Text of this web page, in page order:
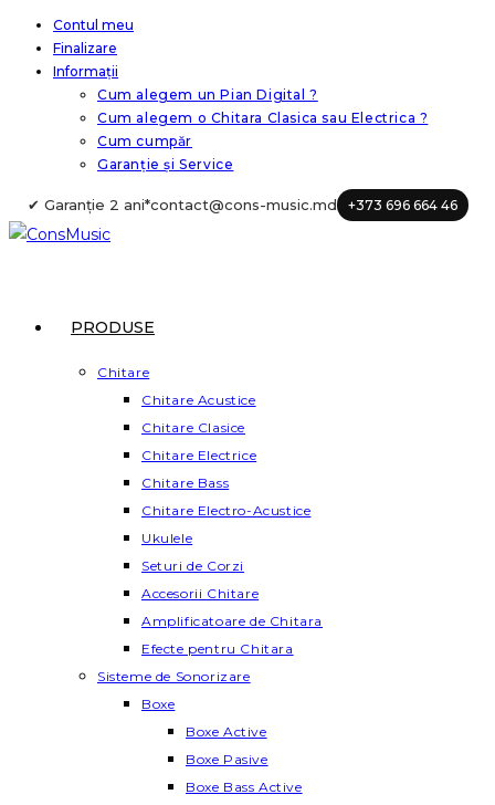
Skip
content
Contul meu
Finalizare
Informații
Cum alegem un Pian Digital ?
Cum alegem o Chitara Clasica sau Electrica ?
Cum cumpăr
Garanție și Service
✔ Garanție 2 ani*contact@cons-music.md +373 696 664 46
PRODUSE
Chitare
Chitare Acustice
Chitare Clasice
Chitare Electrice
Chitare Bass
Chitare Electro-Acustice
Ukulele
Seturi de Corzi
Accesorii Chitare
Amplificatoare de Chitara
Efecte pentru Chitara
Sisteme de Sonorizare
Boxe
Boxe Active
Boxe Pasive
Boxe Bass Active